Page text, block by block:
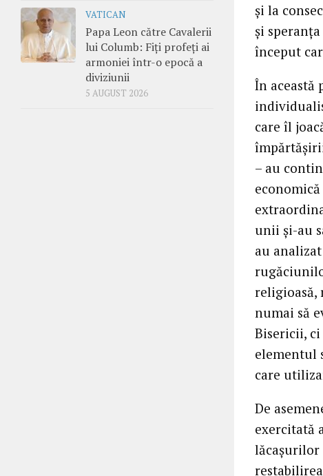
și la
și
început
În această
care îl
– au
unii și-au
au
religioasă,
numai să
Bisericii,
elementul
care
De
exercitată
VATICAN
Papa Leon către Cavalerii
lui Columb: Fiți profeți ai
armoniei într-o epocă a
diviziunii
5 AUGUST 2026